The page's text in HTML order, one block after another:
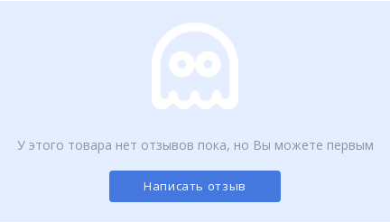
У этого товара нет отзывов пока, но Вы можете первым
Написать отзыв